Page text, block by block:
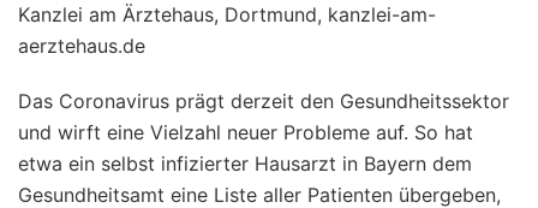
Kanzlei am Ärztehaus, Dortmund, kanzlei-am-
aerztehaus.de
Das Coronavirus prägt derzeit den Gesundheitssektor
und wirft eine Vielzahl neuer Probleme auf. So hat
etwa ein selbst infizierter Hausarzt in Bayern dem
Gesundheitsamt eine Liste aller Patienten übergeben,